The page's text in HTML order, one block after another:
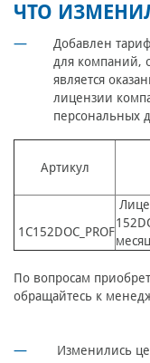
ЧТО
Добавлен
для компаний,
является
лицензии
персональных
Артикул
1C152DOC_PROF
По вопросам
обращайтесь к
Изменились